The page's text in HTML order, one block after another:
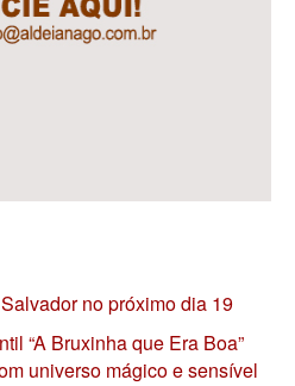
no próximo dia 19
“A Bruxinha que Era Boa”
universo mágico e sensível